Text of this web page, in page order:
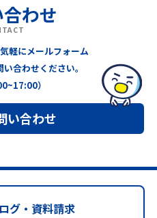
わせ
軽にメールフォーム
合わせください。
）
い合わせ
グ・資料請求